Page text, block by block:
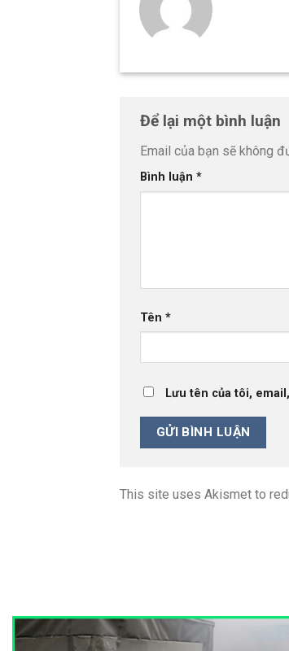
Để lại một bình luận
Email của bạn sẽ không
Bình luận *
Tên *
Lưu tên của tôi,
This site uses Akismet to